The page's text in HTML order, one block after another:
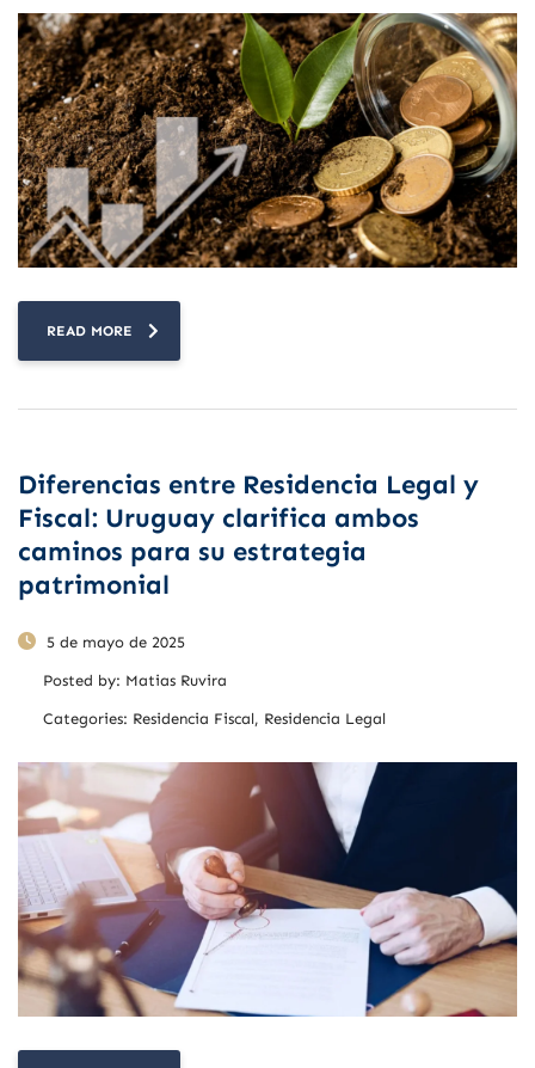
READ MORE
Diferencias entre Residencia Legal y
Fiscal: Uruguay clarifica ambos
caminos para su estrategia
patrimonial
5 de mayo de 2025
Posted by: Matias Ruvira
Categories: Residencia Fiscal, Residencia Legal